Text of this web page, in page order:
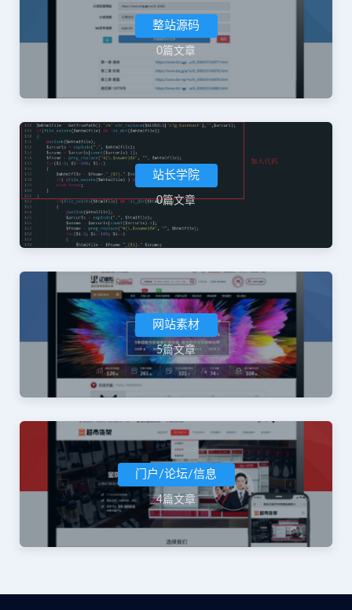
整站源码
0篇文章
站长学院
0篇文章
网站素材
5篇文章
门户/论坛/信息
4篇文章